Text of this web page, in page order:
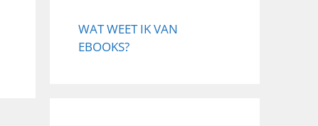
WAT WEET IK VAN
EBOOKS?